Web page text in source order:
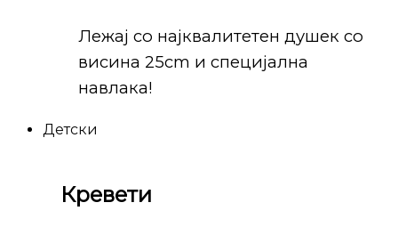
Лежај со најквалитетен душек со
висина 25cm и специјална
навлака!
Детски
Кревети